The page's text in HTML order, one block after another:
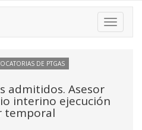
Toggle
DE PTGAS
admitidos. Asesor
interino ejecución
temporal